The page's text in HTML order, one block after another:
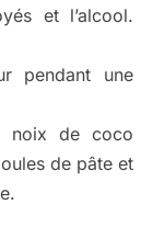
et l’alcool.
pendant une
noix de coco
de pâte et